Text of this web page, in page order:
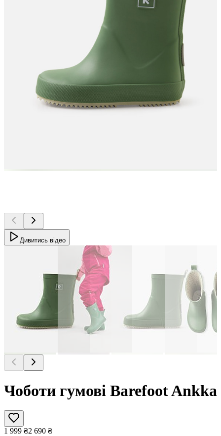
Дивитись відео
Чоботи гумові Barefoot Ankka
1 999 ₴2 690 ₴